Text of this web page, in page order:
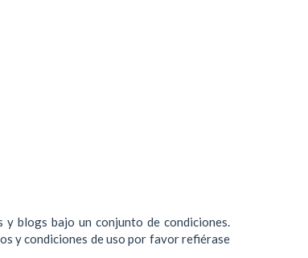
blogs bajo un conjunto de condiciones.
y condiciones de uso por favor refiérase